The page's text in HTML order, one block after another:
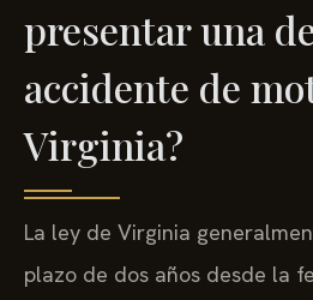
presentar una
accidente de
Virginia?
La ley de Virginia
plazo de dos años desde la